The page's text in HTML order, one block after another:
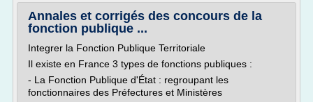
Annales et corrigés des concours de la
fonction publique ...
Integrer la Fonction Publique Territoriale
Il existe en France 3 types de fonctions publiques :
- La Fonction Publique d'État : regroupant les
fonctionnaires des Préfectures et Ministères